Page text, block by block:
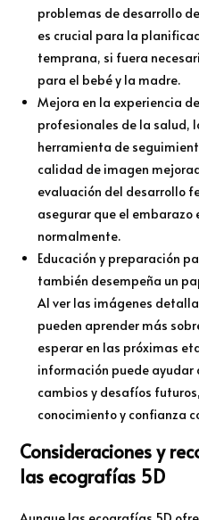
problemas de desarrollo
es crucial para la
temprana, si fuera
para el bebé y la madre.
Mejora en la experiencia
profesionales de la salud,
herramienta de
calidad de imagen
evaluación del desarrollo
asegurar que el embarazo
normalmente.
Educación y preparación
también desempeña un
Al ver las imágenes
pueden aprender más
esperar en las próximas
información puede ayudar
cambios y desafíos
conocimiento y confianza
Consideraciones y
las ecografías 5D